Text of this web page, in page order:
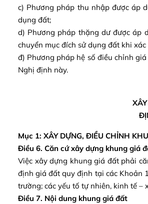
c) Phương pháp thu nhập được áp
dụng đất;
d) Phương pháp thặng dư được áp
chuyển mục đích sử dụng đất khi
đ) Phương pháp hệ số điều chỉnh
Nghị định này.
Mục 1: XÂY DỰNG, ĐIỀU CHỈNH
Điều 6. Căn cứ xây dựng khung giá
Việc xây dựng khung giá đất phải
định giá đất quy định tại các Khoản
trường; các yếu tố tự nhiên, kinh tế
Điều 7. Nội dung khung giá đất